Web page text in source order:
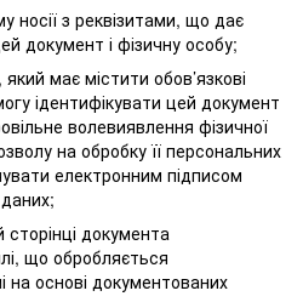
носії з реквізитами, що дає
документ і фізичну особу;
має містити обов’язкові
ідентифікувати цей документ
волевиявлення фізичної
на обробку її персональних
електронним підписом
сторінці документа
що обробляється
на основі документованих